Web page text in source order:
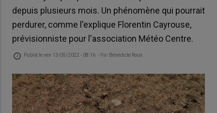
depuis plusieurs mois. Un phénomène qui pourrait
perdurer, comme l'explique Florentin Cayrouse,
prévisionniste pour l'association Météo Centre.
Publié leven 13/05/2022 - 08:16 - Par Bénédicte Roux